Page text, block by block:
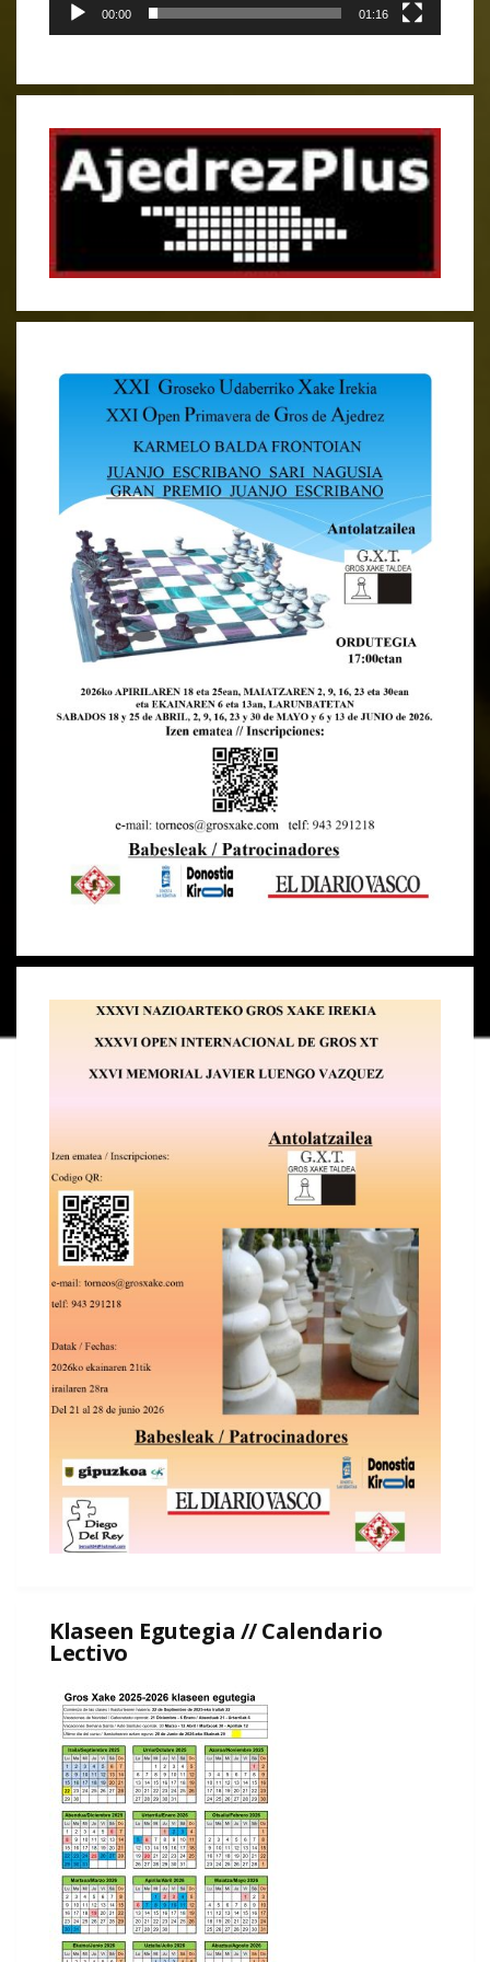
00:00 01:16
Klaseen Egutegia // Calendario
Lectivo